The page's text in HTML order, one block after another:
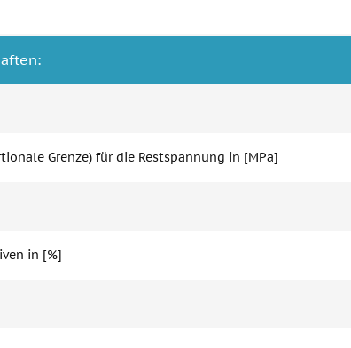
Grenze) für die Restspannung in [MPa]
in [%]